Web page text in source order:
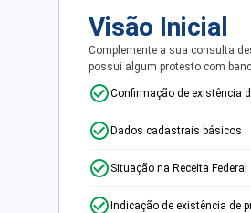
Visão Inicial
Complemente a sua consulta
possui algum protesto com
Confirmação de existência
Dados cadastrais básicos
Situação na Receita Federal
Indicação de existência de